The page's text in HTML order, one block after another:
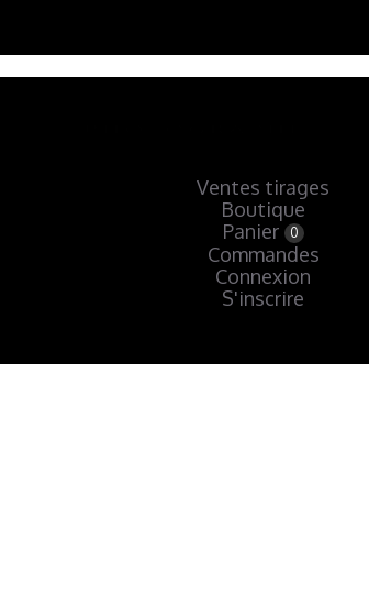
Ventes tirages
Boutique
Panier
0
Commandes
Connexion
S'inscrire